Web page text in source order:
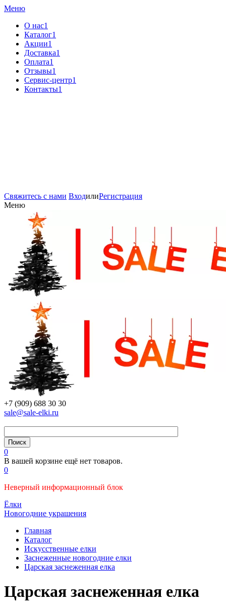
Меню
О нас1
Каталог1
Акции1
Доставка1
Оплата1
Отзывы1
Сервис-центр1
Контакты1
Свяжитесь с нами ВходилиРегистрация
Меню
+7 (909) 688 30 30
sale@sale-elki.ru
0
В вашей корзине ещё нет товаров.
0
Неверный информационный блок
Ёлки
Новогодние украшения
Главная
Каталог
Искусственные елки
Заснеженные новогодние елки
Царская заснеженная елка
Царская заснеженная елка